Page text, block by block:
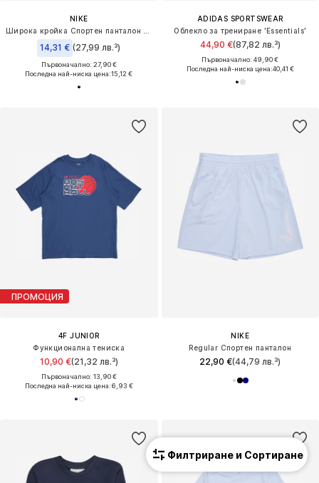
NIKE
14,31 € (27,99 лв.³)
Първоначално: 27,90 €
Последна най-ниска цена:15,12 €
ADIDAS SPORTSWEAR
Облекло за трениране 'Essentials'
44,90 €(87,82 лв.³)
Първоначално: 49,90 €
Последна най-ниска цена:40,41 €
ПРОМОЦИЯ
4F JUNIOR
Функционална тениска
10,90 €(21,32 лв.³)
Първоначално: 13,90 €
Последна най-ниска цена:6,93 €
NIKE
Regular Спортен панталон
22,90 €(44,79 лв.³)
Филтриране и Сортиране